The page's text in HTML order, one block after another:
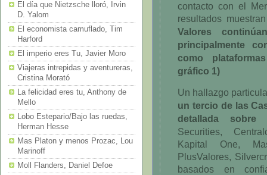
El día que Nietzsche lloró, Irvin
D. Yalom
El economista camuflado, Tim
Harford
El imperio eres Tu, Javier Moro
Viajeras intrepidas y aventureras,
Cristina Morató
La felicidad eres tu, Anthony de
Mello
Lobo Estepario/Bajo las ruedas,
Herman Hesse
Mas Platon y menos Prozac, Lou
Marinoff
Moll Flanders, Daniel Defoe
contacto con el
resultados
Valores
principalmente
como
gráfico 1)
Un hallazgo
un tercio de las
detallada
Securities,
Kapital One,
PlusValores,
basados en